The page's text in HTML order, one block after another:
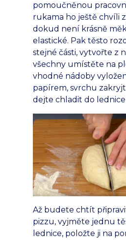
pomoučněnou
rukama ho ještě chvíli
dokud není krásně
elastické. Pak těsto
stejné části, vytvořte z
všechny umístěte na
vhodné nádoby
papírem, svrchu
dejte chladit do lednice
Až budete chtít
pizzu, vyjměte jednu
lednice, položte ji na